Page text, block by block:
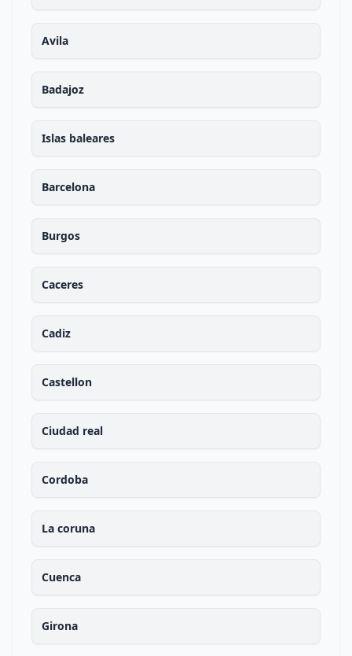
Avila
Badajoz
Islas baleares
Barcelona
Burgos
Caceres
Cadiz
Castellon
Ciudad real
Cordoba
La coruna
Cuenca
Girona